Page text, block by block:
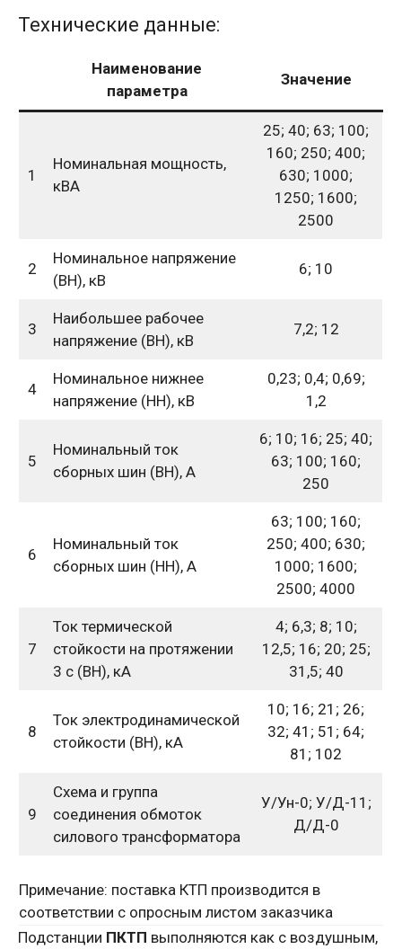
Технические данные:
Наименование
параметра
Значение
1
Номинальная мощность,
кВА
25; 40; 63; 100;
160; 250; 400;
630; 1000;
1250; 1600;
2500
2
Номинальное напряжение
(ВН), кВ
6; 10
3
Наибольшее рабочее
напряжение (ВН), кВ
7,2; 12
4
Номинальное нижнее
напряжение (НН), кВ
0,23; 0,4; 0,69;
1,2
5
Номинальный ток
сборных шин (ВН), А
6; 10; 16; 25; 40;
63; 100; 160;
250
6
Номинальный ток
сборных шин (НН), А
63; 100; 160;
250; 400; 630;
1000; 1600;
2500; 4000
7
Ток термической
стойкости на протяжении
3 с (ВН), кА
4; 6,3; 8; 10;
12,5; 16; 20; 25;
31,5; 40
8
Ток электродинамической
стойкости (ВН), кА
10; 16; 21; 26;
32; 41; 51; 64;
81; 102
9
Схема и группа
соединения обмоток
силового трансформатора
У/Ун-0; У/Д-11;
Д/Д-0
Примечание: поставка КТП производится в
соответствии с опросным листом заказчика
Подстанции ПКТП выполняются как с воздушным,